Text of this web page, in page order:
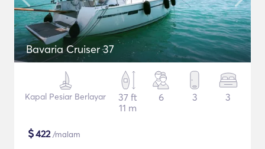
Bavaria Cruiser 37
Kapal Pesiar Berlayar
37 ft
11 m
6 3 3
$422/malam